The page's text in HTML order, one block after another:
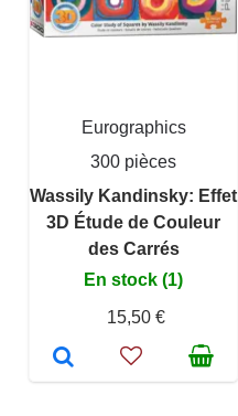
Eurographics
300 pièces
Wassily Kandinsky: Effet
3D Étude de Couleur
des Carrés
En stock (1)
15,50 €